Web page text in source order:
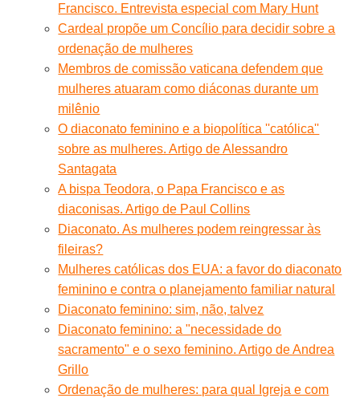
Francisco. Entrevista especial com Mary Hunt
Cardeal propõe um Concílio para decidir sobre a
ordenação de mulheres
Membros de comissão vaticana defendem que
mulheres atuaram como diáconas durante um
milênio
O diaconato feminino e a biopolítica ''católica''
sobre as mulheres. Artigo de Alessandro
Santagata
A bispa Teodora, o Papa Francisco e as
diaconisas. Artigo de Paul Collins
Diaconato. As mulheres podem reingressar às
fileiras?
Mulheres católicas dos EUA: a favor do diaconato
feminino e contra o planejamento familiar natural
Diaconato feminino: sim, não, talvez
Diaconato feminino: a "necessidade do
sacramento" e o sexo feminino. Artigo de Andrea
Grillo
Ordenação de mulheres: para qual Igreja e com